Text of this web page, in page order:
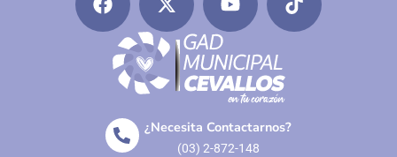
¿Necesita Contactarnos?
(03) 2-872-148